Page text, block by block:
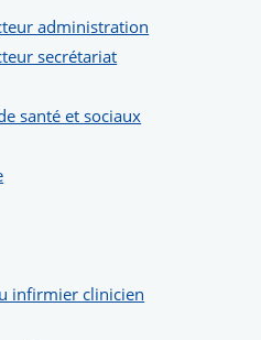
administration
secrétariat
santé et sociaux
infirmier clinicien